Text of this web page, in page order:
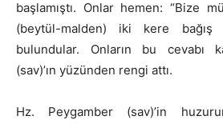
başlamıştı. Onlar hemen: “Bize
(beytül-malden) iki kere bağış
bulundular. Onların bu cevabı
(sav)’ın yüzünden rengi attı.
Hz. Peygamber (sav)’in